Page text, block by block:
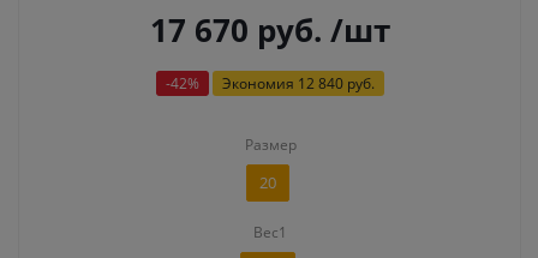
17 670 руб. /шт
-42% Экономия 12 840 руб.
Размер
20
Вес1